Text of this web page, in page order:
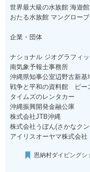
世界最大級の水族館 海遊館
おたる水族館 マングローブ
企業・団体
ナショナル ジオグラフィッ
南気象予報士事務所
沖縄県知事公室辺野古新基
戦争と平和の資料館 ピー
タイムズのレンタカー
沖縄振興開発金融公庫
株式会社JTB沖縄
株式会社うぼん(さかなク
アイリスオーヤマ株式会社
恩納村ダイビングシ